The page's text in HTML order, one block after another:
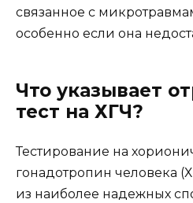
связанное с
особенно если она
Что указывает
тест на ХГЧ?
Тестирование на
гонадотропин человека
из наиболее надежных